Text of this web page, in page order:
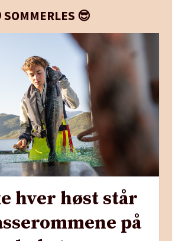
SOMMERLES 😎
hver høst står
på